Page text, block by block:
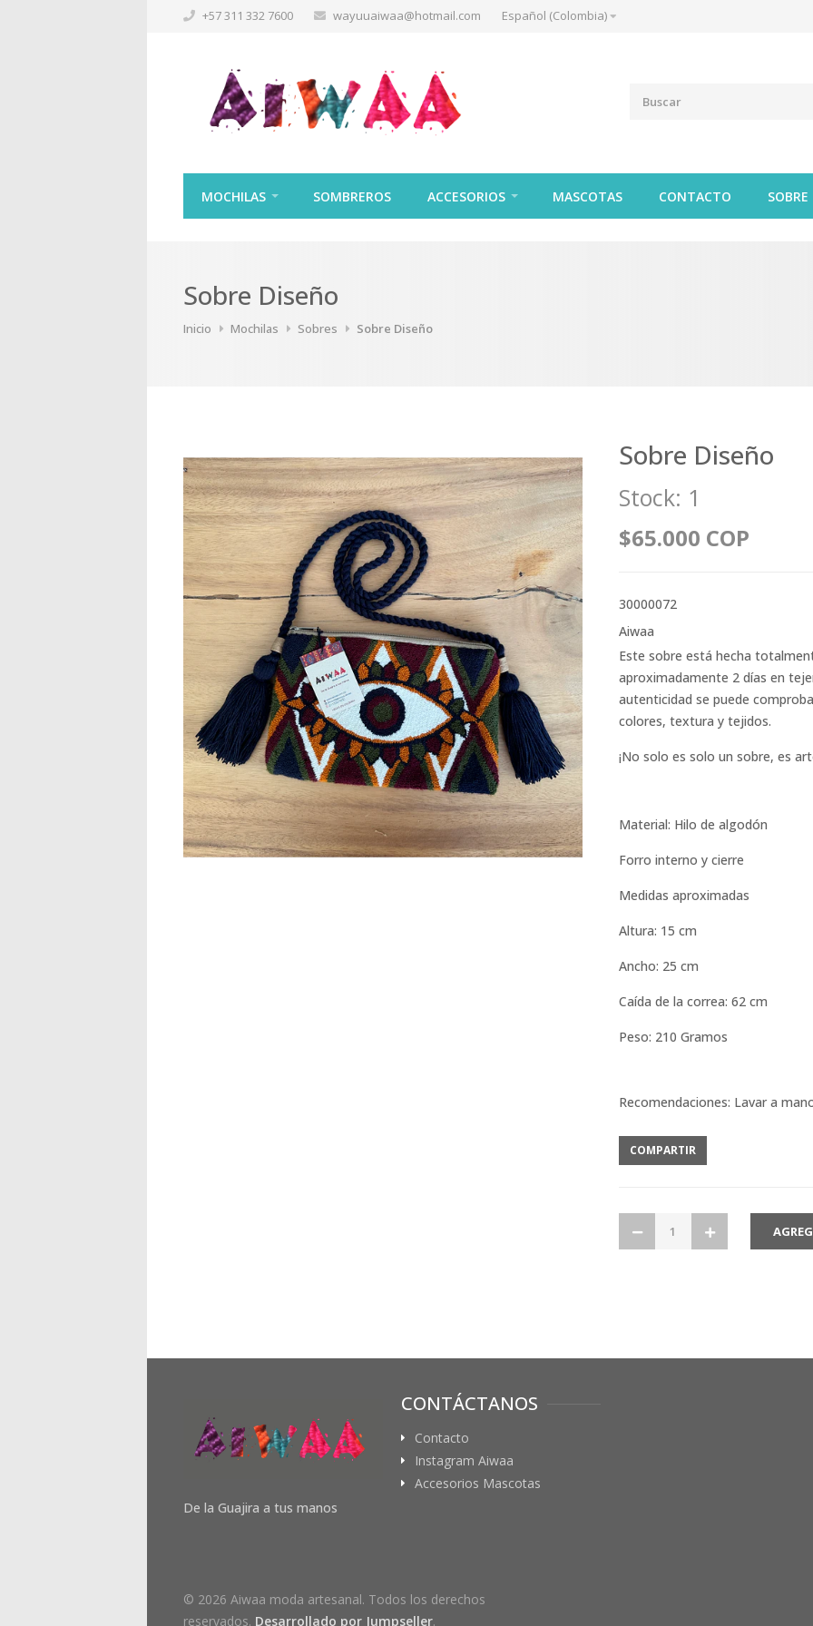
+57 311 332 7600 wayuuaiwaa@hotmail.com Español (Colombia)
MOCHILAS SOMBREROS ACCESORIOS MASCOTAS CONTACTO
Sobre Diseño
Inicio Mochilas Sobres Sobre Diseño
Sobre Diseño
Stock: 1
$65.000 COP
30000072
Aiwaa
Este sobre está hecha
aproximadamente 2 días en
autenticidad se puede
colores, textura y tejidos.
¡No solo es solo un sobre, es
Material: Hilo de algodón
Forro interno y cierre
Medidas aproximadas
Altura: 15 cm
Ancho: 25 cm
Caída de la correa: 62 cm
Peso: 210 Gramos
Recomendaciones: Lavar a
COMPARTIR
De la Guajira a tus manos
CONTÁCTANOS
Contacto
Instagram Aiwaa
Accesorios Mascotas
© 2026 Aiwaa moda artesanal. Todos los derechos
reservados. Desarrollado por Jumpseller.